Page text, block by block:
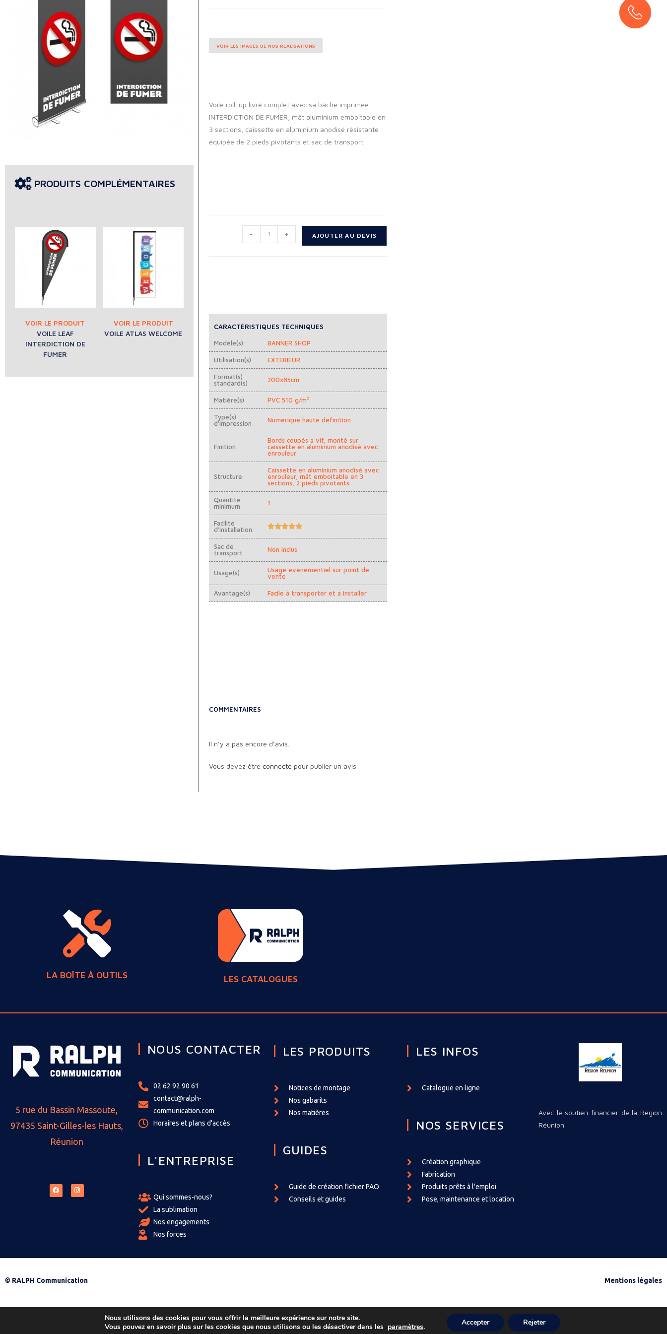
PRODUITS COMPLÉMENTAIRES
VOILE LEAF
INTERDICTION DE
FUMER
VOILE ATLAS WELCOME
VOIR LES IMAGES DE NOS RÉALISATIONS
Voile roll-up livré complet avec sa bâche imprimée
INTERDICTION DE FUMER, mât aluminium emboitable en
3 sections, caissette en aluminium anodisé résistante
équipée de 2 pieds pivotants et sac de transport
- + AJOUTER AU DEVIS
CARACTÉRISTIQUES TECHNIQUES
Modèle(s) BANNER SHOP
Utilisation(s) EXTERIEUR
Format(s)
standard(s)
200x85cm
Matière(s) PVC 510 g/m²
Type(s)
d'impression
Numérique haute définition
Finition
Bords coupés à vif, monté sur
caissette en aluminium anodisé avec
enrouleur
Structure
Caissette en aluminium anodisé avec
enrouleur, mât emboitable en 3
sections, 2 pieds pivotants
Quantité
minimum
1
Facilité
d'installation

Sac de
transport
Non inclus
Usage(s)
Usage évènementiel sur point de
vente
Avantage(s) Facile à transporter et à installer
COMMENTAIRES
Il n’y a pas encore d’avis.
Vous devez être connecté pour publier un avis.
LA BOÎTE À OUTILS LES CATALOGUES
5 rue du Bassin Massoute,
97435 Saint-Gilles-les Hauts,
Réunion
NOUS CONTACTER
02 62 92 90 61
contact@ralph-
communication.com
Horaires et plans d'accès
L'ENTREPRISE
Qui sommes-nous?
La sublimation
Nos engagements
Nos forces
LES PRODUITS
Notices de montage
Nos gabarits
Nos matières
GUIDES
Guide de création fichier PAO
Conseils et guides
LES INFOS
Catalogue en ligne
NOS SERVICES
Création graphique
Fabrication
Produits prêts à l'emploi
Pose, maintenance et location
Avec le soutien financier de la Région
Réunion
© RALPH Communication Mentions légales
Nous utilisons des cookies pour vous offrir la meilleure expérience sur notre site.
Vous pouvez en savoir plus sur les cookies que nous utilisons ou les désactiver dans les paramètres. Accepter Rejeter